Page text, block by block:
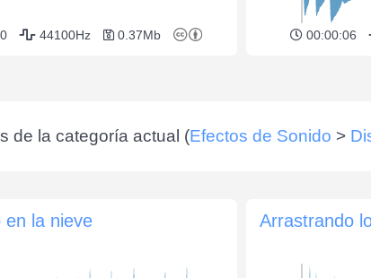
44100Hz 0.37Mb 00:00:06
de la categoría actual (Efectos de Sonido >
en la nieve